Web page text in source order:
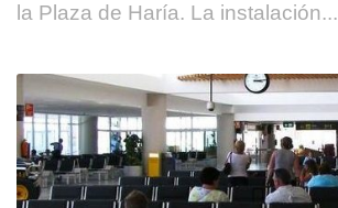
la Plaza de Haría. La instalación...